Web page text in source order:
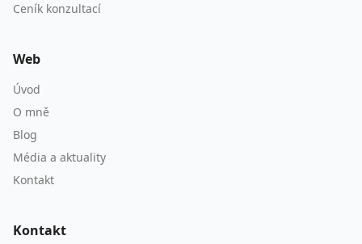
Ceník konzultací
Web
Úvod
O mně
Blog
Média a aktuality
Kontakt
Kontakt